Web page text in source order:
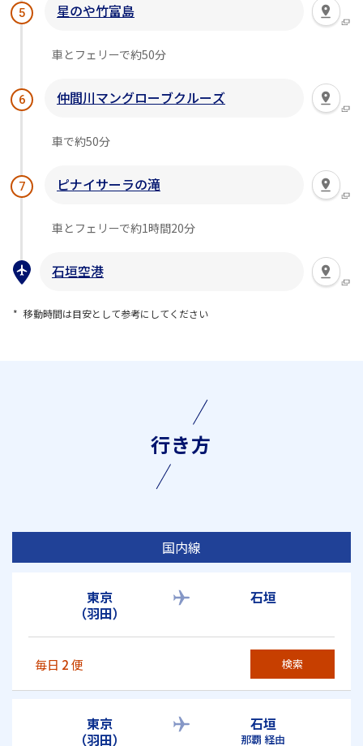
5 星のや竹富島
車とフェリーで約50分
6 仲間川マングローブクルーズ
車で約50分
7 ピナイサーラの滝
車とフェリーで約1時間20分
石垣空港
移動時間は目安として参考にしてください
行き方
国内線
東京
（羽田）
石垣
毎日 2便 検索
東京
（羽田）
石垣
那覇 経由